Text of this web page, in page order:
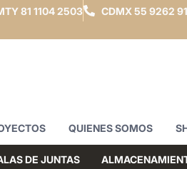
81 1104 2503 CDMX 55 9262
QUIENES SOMOS
DE JUNTAS